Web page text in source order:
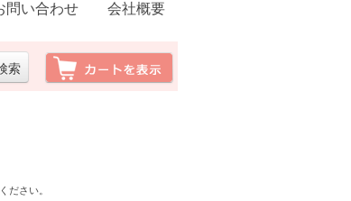
問い合わせ 会社概要
ださい。